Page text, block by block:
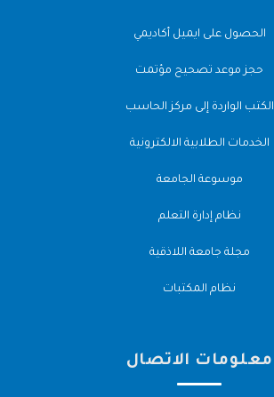
الحصول على ايميل أكاديمي
حجز موعد تصحيح مؤتمت
الكتب الواردة إلى مركز الحاسب
الخدمات الطلابية الالكترونية
موسوعة الجامعة
نظام إدارة التعلم
مجلة جامعة اللاذقية
نظام المكتبات
معلومات الاتصال